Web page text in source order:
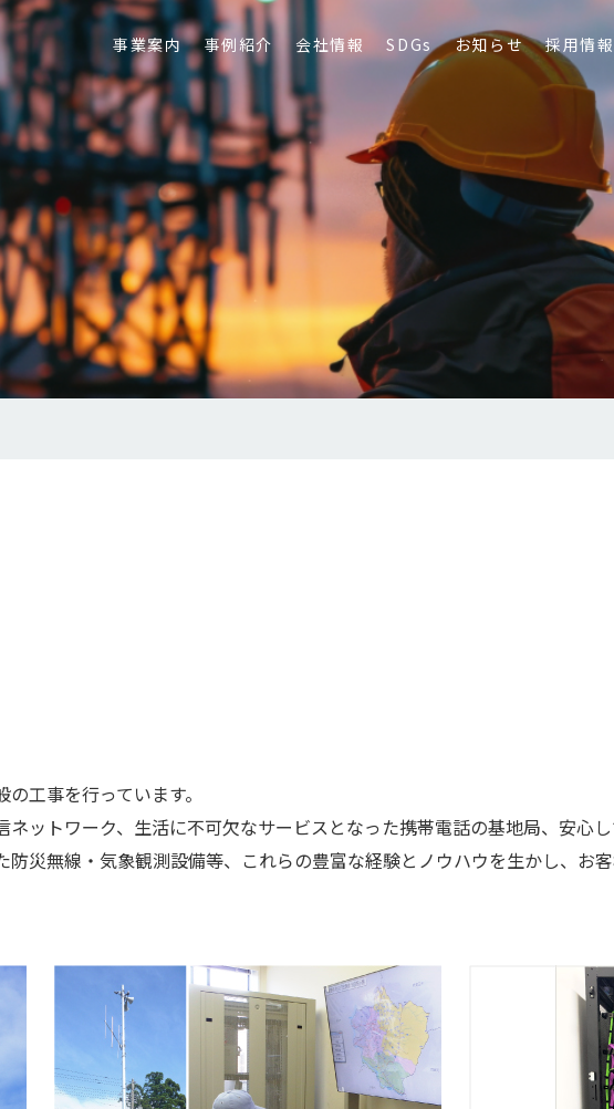
事業案内 事例紹介 会社情報 SDGs お知らせ 採用情報
工事を行っています。
ットワーク、生活に不可欠なサービスとなった携帯電話の基地局、安心
災無線・気象観測設備等、これらの豊富な経験とノウハウを生かし、お